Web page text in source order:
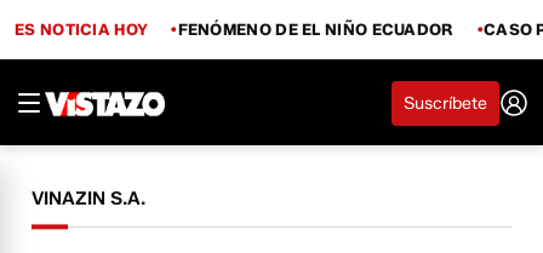
ES NOTICIA HOY FENÓMENO DE EL NIÑO ECUADOR CASO
Suscríbete
VINAZIN S.A.